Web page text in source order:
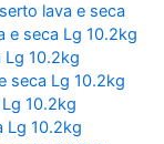
lava e seca
e seca Lg 10.2kg
Lg 10.2kg
seca Lg 10.2kg
10.2kg
Lg 10.2kg